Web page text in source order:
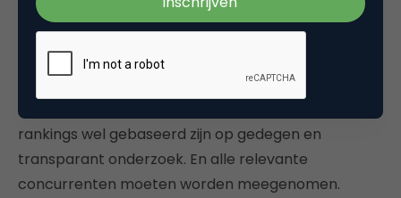
Rankings zijn nuttig omdat ze organisaties in
beweging kunnen krijgen. Maar dan moeten die
rankings wel gebaseerd zijn op gedegen en
transparant onderzoek. En alle relevante
concurrenten moeten worden meegenomen.